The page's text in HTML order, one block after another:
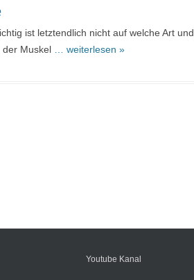
ist letztendlich nicht auf welche Art und
der Muskel
… weiterlesen »
Youtube Kanal